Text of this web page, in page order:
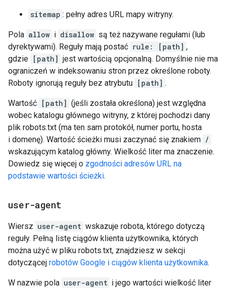
sitemap : pełny adres URL mapy witryny.
Pola allow i disallow są też nazywane regułami (lub
dyrektywami). Reguły mają postać rule: [path] ,
gdzie [path] jest wartością opcjonalną. Domyślnie nie ma
ograniczeń w indeksowaniu stron przez określone roboty.
Roboty ignorują reguły bez atrybutu [path] .
Wartość [path] (jeśli została określona) jest względna
wobec katalogu głównego witryny, z której pochodzi dany
plik robots.txt (ma ten sam protokół, numer portu, hosta
i domenę). Wartość ścieżki musi zaczynać się znakiem /
wskazującym katalog główny. Wielkość liter ma znaczenie.
Dowiedz się więcej o zgodności adresów URL na
podstawie wartości ścieżki.
user-agent
Wiersz user-agent wskazuje robota, którego dotyczą
reguły. Pełną listę ciągów klienta użytkownika, których
można użyć w pliku robots.txt, znajdziesz w sekcji
dotyczącej robotów Google i ciągów klienta użytkownika.
W nazwie pola user-agent i jego wartości wielkość liter